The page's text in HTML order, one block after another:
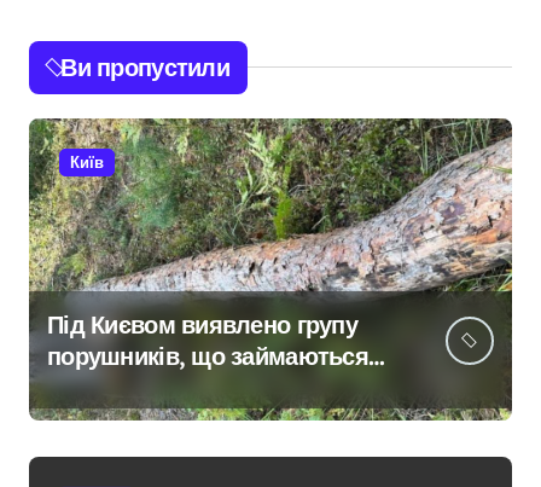
Ви пропустили
Київ
Під Києвом виявлено групу
порушників, що займаються
незаконною вирубкою лісу